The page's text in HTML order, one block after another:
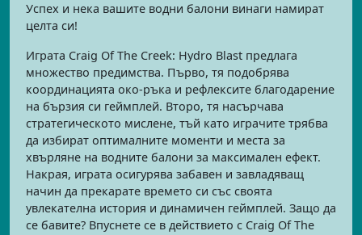
Успех и нека вашите водни балони винаги намират
целта си!
Играта Craig Of The Creek: Hydro Blast предлага
множество предимства. Първо, тя подобрява
координацията око-ръка и рефлексите благодарение
на бързия си геймплей. Второ, тя насърчава
стратегическото мислене, тъй като играчите трябва
да избират оптималните моменти и места за
хвърляне на водните балони за максимален ефект.
Накрая, играта осигурява забавен и завладяващ
начин да прекарате времето си със своята
увлекателна история и динамичен геймплей. Защо да
се бавите? Впуснете се в действието с Craig Of The